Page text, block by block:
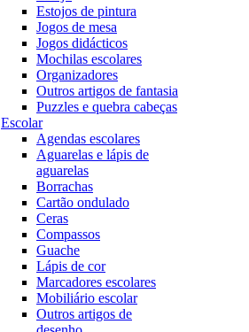
Estojos de pintura
Jogos de mesa
Jogos didácticos
Mochilas escolares
Organizadores
Outros artigos de fantasia
Puzzles e quebra cabeças
Escolar
Agendas escolares
Aguarelas e lápis de
aguarelas
Borrachas
Cartão ondulado
Ceras
Compassos
Guache
Lápis de cor
Marcadores escolares
Mobiliário escolar
Outros artigos de